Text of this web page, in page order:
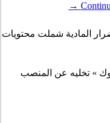
→
المادية شملت محتويات
» تخليه عن المنصب